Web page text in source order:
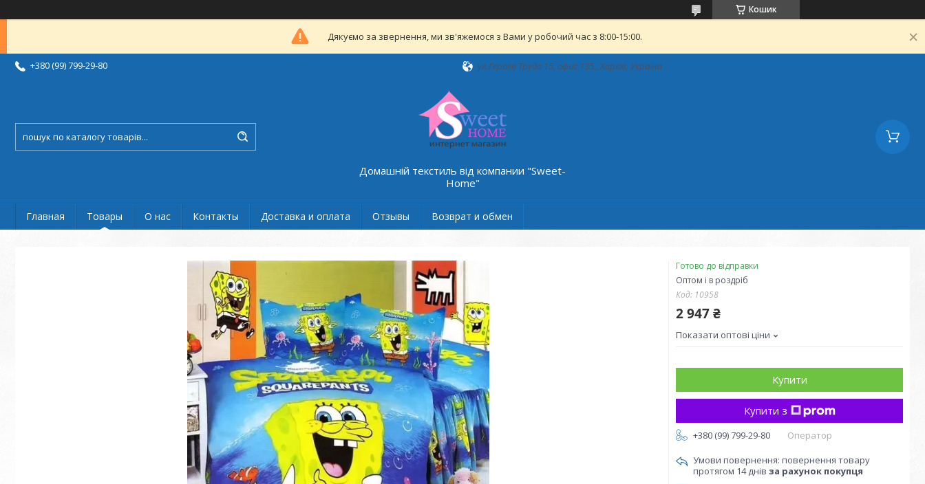
Кошик
Дякуємо за звернення, ми зв'яжемося з Вами у робочий час з 8:00-15:00.
+380 (99) 799-29-80 ул.Героев Труда 15, офис 135., Харків, Україна
Домашній текстиль від компании "Sweet-
Home"
Главная Товары О нас Контакты Доставка и оплата Отзывы Возврат и обмен
Готово до відправки
Оптом і в роздріб
Код: 10958
2 947 ₴
Показати оптові ціни
Купити
Купити з
+380 (99) 799-29-80
Оператор
повернення товару
протягом 14 днів за рахунок покупця